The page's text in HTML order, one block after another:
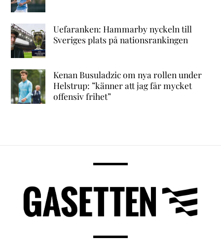
Uefaranken: Hammarby nyckeln till
Sveriges plats på nationsrankingen
Kenan Busuladzic om nya rollen under
Helstrup: ”känner att jag får mycket
offensiv frihet”